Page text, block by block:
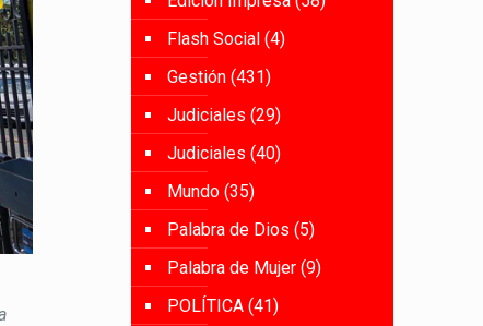
Flash Social (4)
Gestión (431)
Judiciales (29)
Judiciales (40)
Mundo (35)
Palabra de Dios (5)
Palabra de Mujer (9)
POLÍTICA (41)